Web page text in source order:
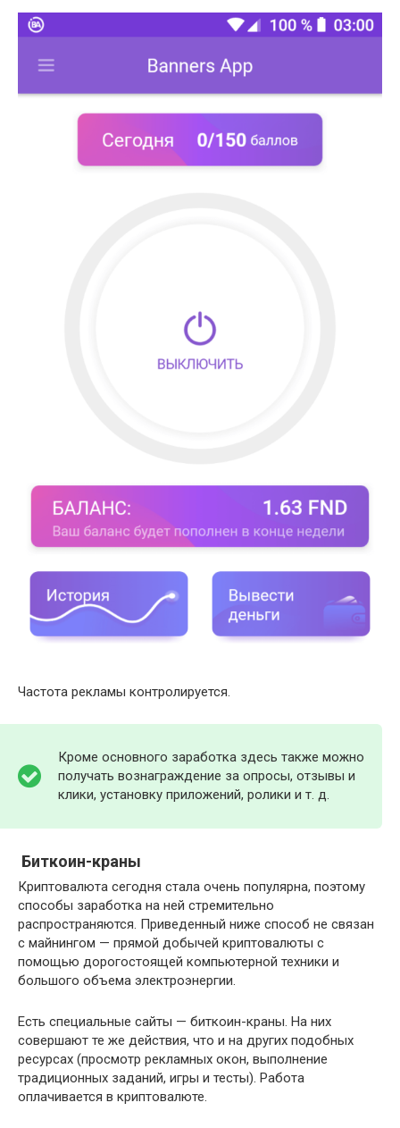
Частота рекламы контролируется.
Кроме основного заработка здесь также можно
получать вознаграждение за опросы, отзывы и
клики, установку приложений, ролики и т. д.
Биткоин-краны
Криптовалюта сегодня стала очень популярна, поэтому
способы заработка на ней стремительно
распространяются. Приведенный ниже способ не связан
с майнингом — прямой добычей криптовалюты с
помощью дорогостоящей компьютерной техники и
большого объема электроэнергии.
Есть специальные сайты — биткоин-краны. На них
совершают те же действия, что и на других подобных
ресурсах (просмотр рекламных окон, выполнение
традиционных заданий, игры и тесты). Работа
оплачивается в криптовалюте.